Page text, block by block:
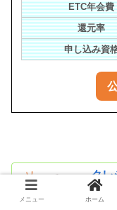
ETC年会費
還元率
申し込み資
クレ
クレ
教
メニュー ホーム